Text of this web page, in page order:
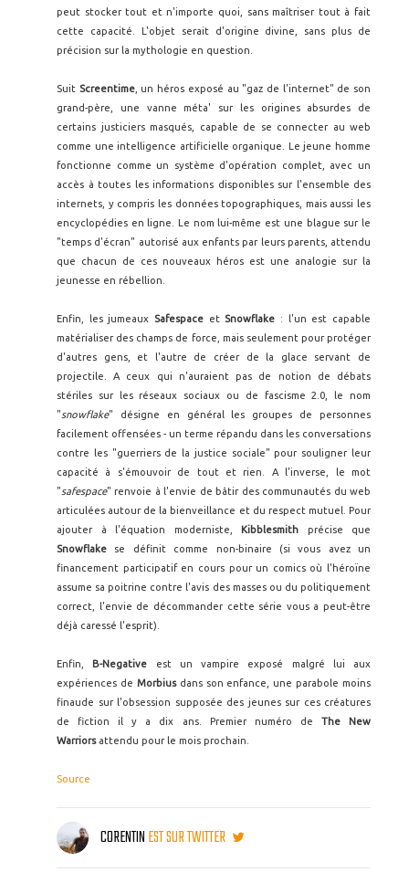
peut stocker tout et n'importe quoi, sans maîtriser tout à fait
cette capacité. L'objet serait d'origine divine, sans plus de
précision sur la mythologie en question.
Suit Screentime, un héros exposé au "gaz de l'internet" de son
grand-père, une vanne méta' sur les origines absurdes de
certains justiciers masqués, capable de se connecter au web
comme une intelligence artificielle organique. Le jeune homme
fonctionne comme un système d'opération complet, avec un
accès à toutes les informations disponibles sur l'ensemble des
internets, y compris les données topographiques, mais aussi les
encyclopédies en ligne. Le nom lui-même est une blague sur le
"temps d'écran" autorisé aux enfants par leurs parents, attendu
que chacun de ces nouveaux héros est une analogie sur la
jeunesse en rébellion.
Enfin, les jumeaux Safespace et Snowflake : l'un est capable
matérialiser des champs de force, mais seulement pour protéger
d'autres gens, et l'autre de créer de la glace servant de
projectile. A ceux qui n'auraient pas de notion de débats
stériles sur les réseaux sociaux ou de fascisme 2.0, le nom
"snowflake" désigne en général les groupes de personnes
facilement offensées - un terme répandu dans les conversations
contre les "guerriers de la justice sociale" pour souligner leur
capacité à s'émouvoir de tout et rien. A l'inverse, le mot
"safespace" renvoie à l'envie de bâtir des communautés du web
articulées autour de la bienveillance et du respect mutuel. Pour
ajouter à l'équation moderniste, Kibblesmith précise que
Snowflake se définit comme non-binaire (si vous avez un
financement participatif en cours pour un comics où l'héroïne
assume sa poitrine contre l'avis des masses ou du politiquement
correct, l'envie de décommander cette série vous a peut-être
déjà caressé l'esprit).
Enfin, B-Negative est un vampire exposé malgré lui aux
expériences de Morbiusdans son enfance, une parabole moins
finaude sur l'obsession supposée des jeunes sur ces créatures
de fiction il y a dix ans. Premier numéro de The New
Warriorsattendu pour le mois prochain.
Source
CORENTINEST SUR TWITTER